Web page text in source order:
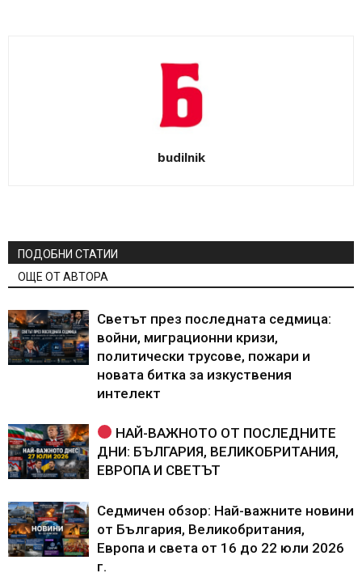
budilnik
ПОДОБНИ СТАТИИ
ОЩЕ ОТ АВТОРА
Светът през последната седмица:
войни, миграционни кризи,
политически трусове, пожари и
новата битка за изкуствения
интелект
НАЙ-ВАЖНОТО ОТ ПОСЛЕДНИТЕ
ДНИ: БЪЛГАРИЯ, ВЕЛИКОБРИТАНИЯ,
ЕВРОПА И СВЕТЪТ
Седмичен обзор: Най-важните новини
от България, Великобритания,
Европа и света от 16 до 22 юли 2026
г.